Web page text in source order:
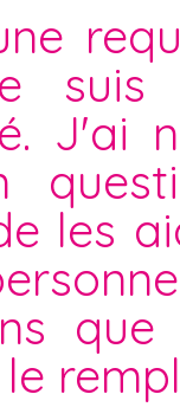
suis
J'ai
les